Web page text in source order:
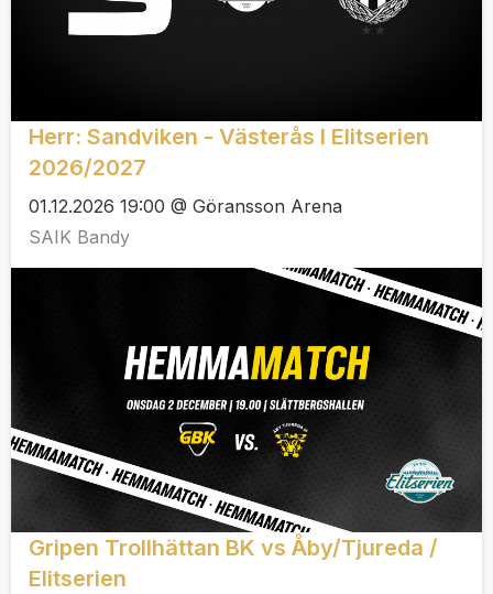
Herr: Sandviken - Västerås I Elitserien
2026/2027
01.12.2026 19:00 @ Göransson Arena
SAIK Bandy
Gripen Trollhättan BK vs Åby/Tjureda /
Elitserien